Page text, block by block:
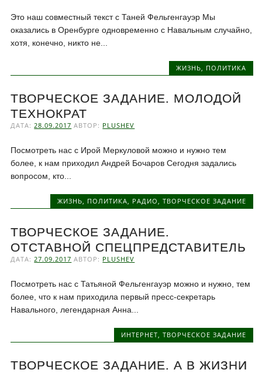
Это наш совместный текст с Таней Фельгенгауэр Мы
оказались в Оренбурге одновременно с Навальным случайно,
хотя, конечно, никто не...
ЖИЗНЬ, ПОЛИТИКА
ТВОРЧЕСКОЕ ЗАДАНИЕ. МОЛОДОЙ
ТЕХНОКРАТ
ДАТА:28.09.2017 АВТОР: PLUSHEV
Посмотреть нас с Ирой Меркуловой можно и нужно тем
более, к нам приходил Андрей Бочаров Сегодня задались
вопросом, кто...
ЖИЗНЬ, ПОЛИТИКА, РАДИО, ТВОРЧЕСКОЕ ЗАДАНИЕ
ТВОРЧЕСКОЕ ЗАДАНИЕ.
ОТСТАВНОЙ СПЕЦПРЕДСТАВИТЕЛЬ
ДАТА: 27.09.2017 АВТОР: PLUSHEV
Посмотреть нас с Татьяной Фельгенгауэр можно и нужно, тем
более, что к нам приходила первый пресс-секретарь
Навального, легендарная Анна...
ИНТЕРНЕТ ТВОРЧЕСКОЕ ЗАДАНИЕ
ТВОРЧЕСКОЕ ЗАДАНИЕ. А В ЖИЗНИ